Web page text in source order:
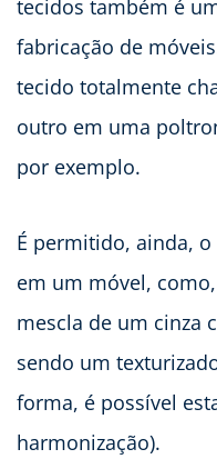
tecidos também é
fabricação de
tecido totalmente
outro em uma
por exemplo.
É permitido, ainda,
em um móvel,
mescla de um cinza
sendo um
forma, é possível
harmonização).